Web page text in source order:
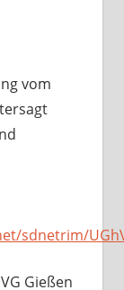
vom
sdnetrim/
Gießen